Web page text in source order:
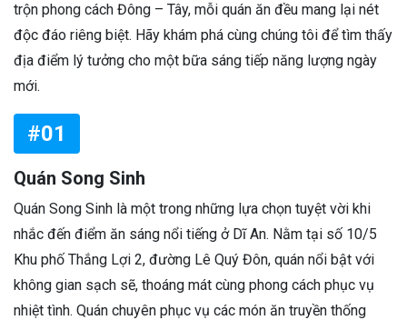
trộn phong cách Đông – Tây, mỗi quán ăn đều mang lại nét
độc đáo riêng biệt. Hãy khám phá cùng chúng tôi để tìm thấy
địa điểm lý tưởng cho một bữa sáng tiếp năng lượng ngày
mới.
#01
Quán Song Sinh
Quán Song Sinh là một trong những lựa chọn tuyệt vời khi
nhắc đến điểm ăn sáng nổi tiếng ở Dĩ An. Nằm tại số 10/5
Khu phố Thắng Lợi 2, đường Lê Quý Đôn, quán nổi bật với
không gian sạch sẽ, thoáng mát cùng phong cách phục vụ
nhiệt tình. Quán chuyên phục vụ các món ăn truyền thống